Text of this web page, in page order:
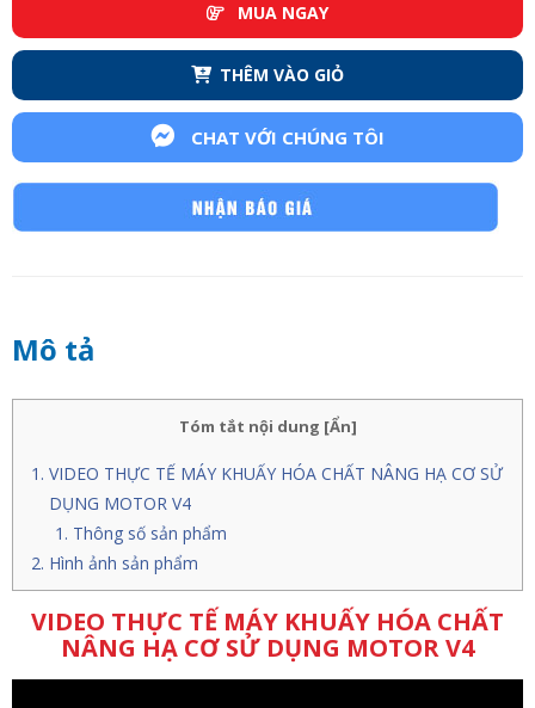
MUA NGAY
THÊM VÀO GIỎ
CHAT VỚI CHÚNG TÔI
Mô tả
Tóm tắt nội dung [Ẩn]
VIDEO THỰC TẾ MÁY KHUẤY HÓA CHẤT NÂNG HẠ CƠ SỬ
DỤNG MOTOR V4
Thông số sản phẩm
Hình ảnh sản phẩm
VIDEO THỰC TẾ MÁY KHUẤY HÓA CHẤT
NÂNG HẠ CƠ SỬ DỤNG MOTOR V4